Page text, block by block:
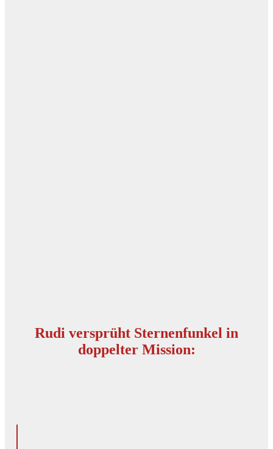
Rudi versprüht Sternenfunkel in
doppelter Mission: